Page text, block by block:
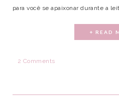
para você se apaixonar durante a
+ READ
2 Comments